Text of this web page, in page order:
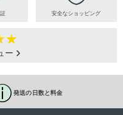
安全なショッピング
ー
発送の日数と料金